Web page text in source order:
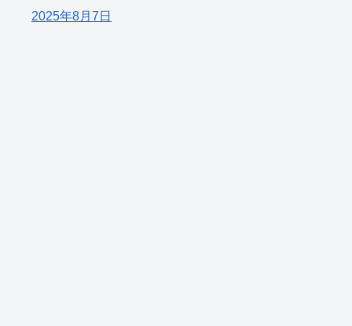
2025年8月7日